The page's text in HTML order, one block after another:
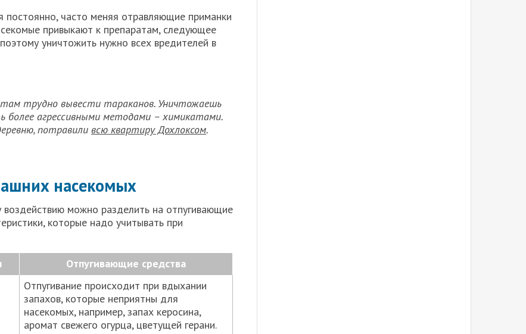
часто меняя отравляющие приманки
привыкают к препаратам, следующее
уничтожить нужно всех вредителей в
трудно вывести тараканов. Уничтожаешь
более агрессивными методами – химикатами.
потравили всю квартиру Дохлоксом.
насекомых
воздействию можно разделить на отпугивающие
которые надо учитывать при
Отпугивающие средства
Отпугивание происходит при вдыхании
запахов, которые неприятны для
насекомых, например, запах керосина,
аромат свежего огурца, цветущей герани.